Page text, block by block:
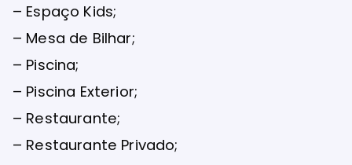
– Espaço Kids;
– Mesa de Bilhar;
– Piscina;
– Piscina Exterior;
– Restaurante;
– Restaurante Privado;